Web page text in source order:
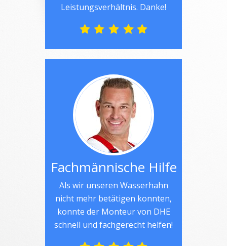
Leistungsverhältnis. Danke!
Fachmännische Hilfe
Als wir unseren Wasserhahn
nicht mehr betätigen konnten,
konnte der Monteur von DHE
schnell und fachgerecht helfen!